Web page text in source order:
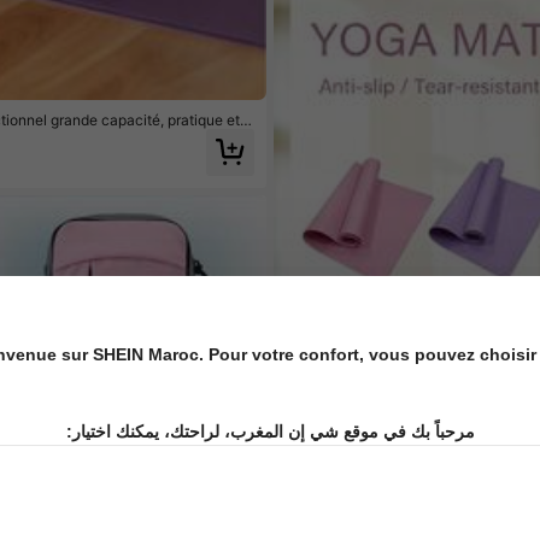
grande capacité, pratique et ,
sur SHEIN Maroc. Pour votre confort, vous pouvez choisir
مرحباً بك في موقع شي إن المغرب، لراحتك، يمكنك اختيار: